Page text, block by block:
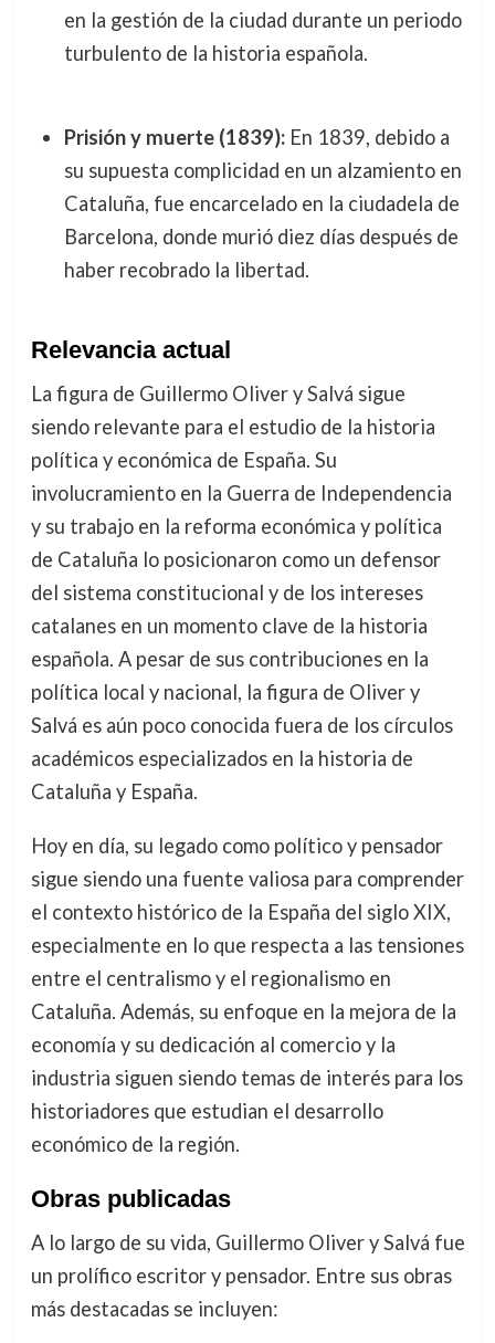
en la gestión de la ciudad durante un periodo
turbulento de la historia española.
Prisión y muerte (1839):En 1839, debido a
su supuesta complicidad en un alzamiento en
Cataluña, fue encarcelado en la ciudadela de
Barcelona, donde murió diez días después de
haber recobrado la libertad.
Relevancia actual
La figura de Guillermo Oliver y Salvá sigue
siendo relevante para el estudio de la historia
política y económica de España. Su
involucramiento en la Guerra de Independencia
y su trabajo en la reforma económica y política
de Cataluña lo posicionaron como un defensor
del sistema constitucional y de los intereses
catalanes en un momento clave de la historia
española. A pesar de sus contribuciones en la
política local y nacional, la figura de Oliver y
Salvá es aún poco conocida fuera de los círculos
académicos especializados en la historia de
Cataluña y España.
Hoy en día, su legado como político y pensador
sigue siendo una fuente valiosa para comprender
el contexto histórico de la España del siglo XIX,
especialmente en lo que respecta a las tensiones
entre el centralismo y el regionalismo en
Cataluña. Además, su enfoque en la mejora de la
economía y su dedicación al comercio y la
industria siguen siendo temas de interés para los
historiadores que estudian el desarrollo
económico de la región.
Obras publicadas
A lo largo de su vida, Guillermo Oliver y Salvá fue
un prolífico escritor y pensador. Entre sus obras
más destacadas se incluyen: